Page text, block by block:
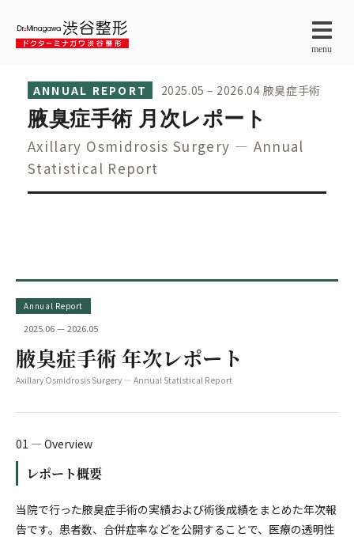
menu
ANNUAL REPORT 2025.05 – 2026.04 腋臭症手術
腋臭症手術 月次レポート
Axillary Osmidrosis Surgery — Annual
Statistical Report
Annual Report
2025.06 — 2026.05
腋臭症手術 年次レポート
Axillary Osmidrosis Surgery — Annual Statistical Report
01 — Overview
レポート概要
当院で行った腋臭症手術の実績および術後成績をまとめた年次報
告です。患者数、合併症率などを公開することで、医療の透明性